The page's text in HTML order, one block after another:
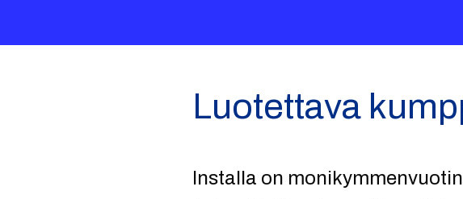
Luotettava
Installa on